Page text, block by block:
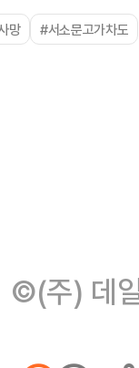
망 #서소문고가차도
©(주) 데